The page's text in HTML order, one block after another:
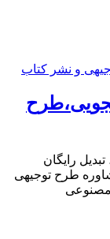
رایگان
طرح توجیهی
مصنوعی